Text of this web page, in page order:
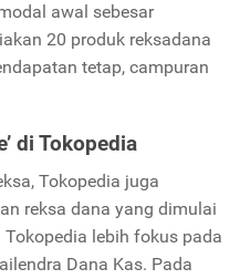
awal sebesar
20 produk reksadana
tetap, campuran
di Tokopedia
Tokopedia juga
reksa dana yang dimulai
lebih fokus pada
Dana Kas. Pada